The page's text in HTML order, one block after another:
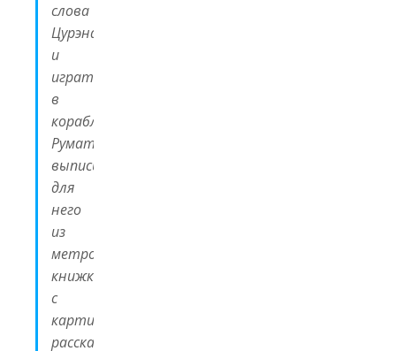
слова
Цурэна
и
играть
в
кораблики.
Румата
выписывал
для
него
из
метрополии
книжки
с
картинками,
рассказывал